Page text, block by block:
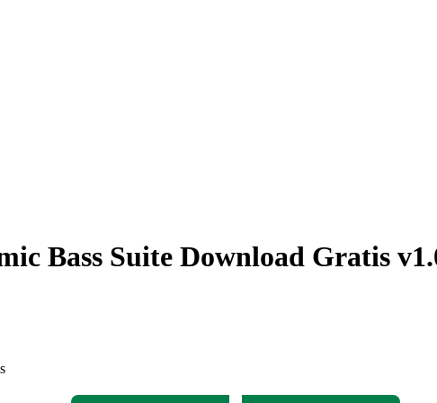
Bass Suite Download Gratis